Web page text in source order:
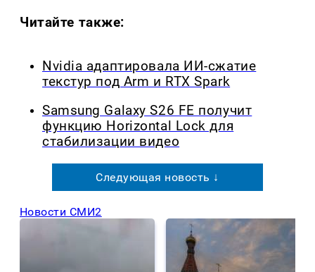
Читайте также:
Nvidia адаптировала ИИ-сжатие
текстур под Arm и RTX Spark
Samsung Galaxy S26 FE получит
функцию Horizontal Lock для
стабилизации видео
Следующая новость ↓
Новости СМИ2